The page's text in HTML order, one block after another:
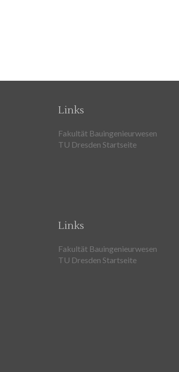
Links
Fakultät Bauingenieurwesen
TU Dresden Startseite
Links
Fakultät Bauingenieurwesen
TU Dresden Startseite